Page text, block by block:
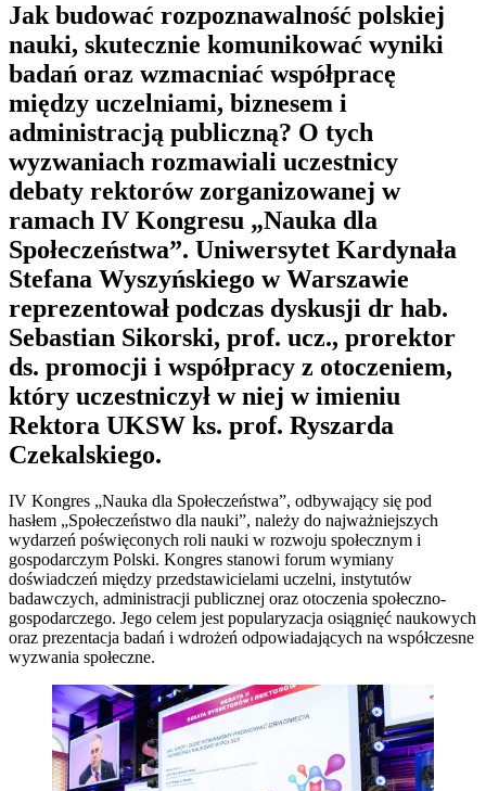
Jak budować rozpoznawalność polskiej
nauki, skutecznie komunikować wyniki
badań oraz wzmacniać współpracę
między uczelniami, biznesem i
administracją publiczną? O tych
wyzwaniach rozmawiali uczestnicy
debaty rektorów zorganizowanej w
ramach IV Kongresu „Nauka dla
Społeczeństwa”. Uniwersytet Kardynała
Stefana Wyszyńskiego w Warszawie
reprezentował podczas dyskusji dr hab.
Sebastian Sikorski, prof. ucz., prorektor
ds. promocji i współpracy z otoczeniem,
który uczestniczył w niej w imieniu
Rektora UKSW ks. prof. Ryszarda
Czekalskiego.
IV Kongres „Nauka dla Społeczeństwa”, odbywający się pod
hasłem „Społeczeństwo dla nauki”, należy do najważniejszych
wydarzeń poświęconych roli nauki w rozwoju społecznym i
gospodarczym Polski. Kongres stanowi forum wymiany
doświadczeń między przedstawicielami uczelni, instytutów
badawczych, administracji publicznej oraz otoczenia społeczno-
gospodarczego. Jego celem jest popularyzacja osiągnięć naukowych
oraz prezentacja badań i wdrożeń odpowiadających na współczesne
wyzwania społeczne.